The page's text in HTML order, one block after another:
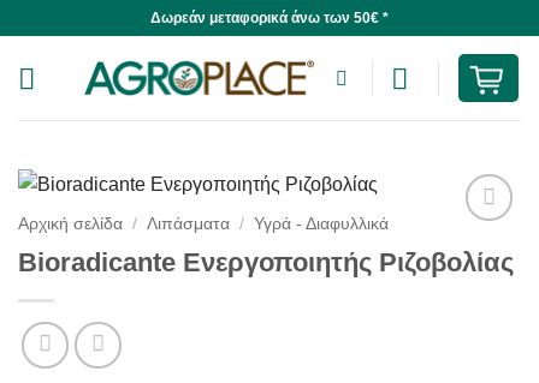
content
Δωρεάν μεταφορικά άνω των 50€ *
Αρχική σελίδα / Λιπάσματα / Υγρά - Διαφυλλικά
Bioradicante Ενεργοποιητής Ριζοβολίας